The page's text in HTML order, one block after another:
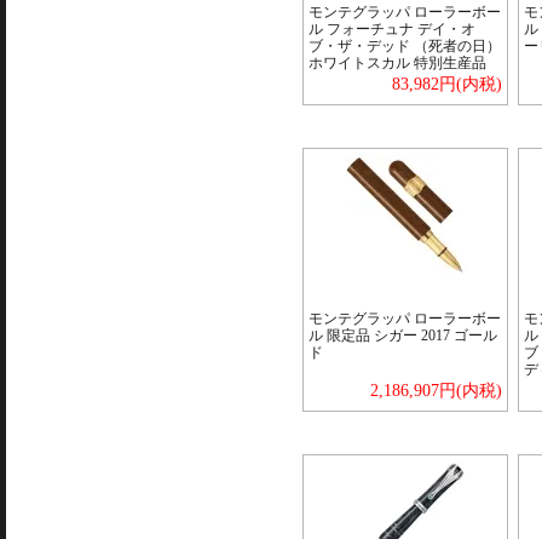
モンテグラッパ ローラーボー
ル フォーチュナ デイ・オ
ブ・ザ・デッド （死者の日）
ホワイトスカル 特別生産品
83,982円(内税)
モ
ル
ー
モンテグラッパ ローラーボー
ル 限定品 シガー 2017 ゴール
ド
2,186,907円(内税)
モ
ル
ブ
デ